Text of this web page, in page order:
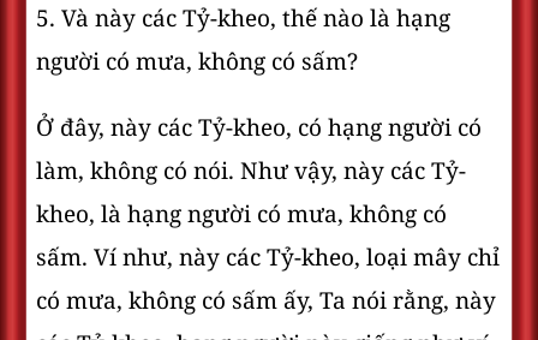
5. Và này các Tỷ-kheo, thế nào là hạng
người có mưa, không có sấm?
Ở đây, này các Tỷ-kheo, có hạng người có
làm, không có nói. Như vậy, này các Tỷ-
kheo, là hạng người có mưa, không có
sấm. Ví như, này các Tỷ-kheo, loại mây chỉ
có mưa, không có sấm ấy, Ta nói rằng, này